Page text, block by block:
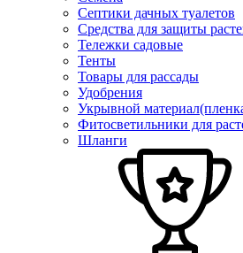
Септики дачных туалетов
Средства для защиты
Тележки садовые
Тенты
Товары для рассады
Удобрения
Укрывной
Фитосветильники для
Шланги